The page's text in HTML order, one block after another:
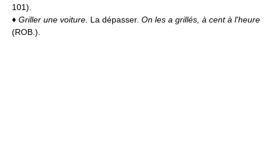
101).
♦ Griller une voiture. La dépasser. On les a grillés, à cent à l'heure
(ROB.).